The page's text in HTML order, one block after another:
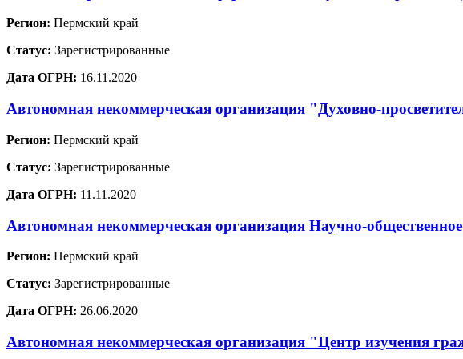
Регион: Пермский край
Статус: Зарегистрированные
Дата ОГРН: 16.11.2020
Автономная некоммерческая организация "Духовно-
Регион: Пермский край
Статус: Зарегистрированные
Дата ОГРН: 11.11.2020
Автономная некоммерческая организация Научно-
Регион: Пермский край
Статус: Зарегистрированные
Дата ОГРН: 26.06.2020
Автономная некоммерческая организация "Центр изучения